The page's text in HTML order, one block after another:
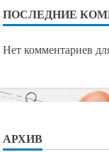
ПОСЛЕДНИЕ
Нет комментариев
АРХИВ